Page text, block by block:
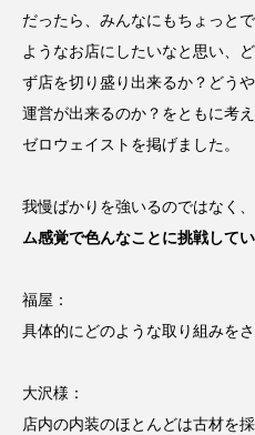
だったら、みんなにもちょっと
ようなお店にしたいなと思い、
ず店を切り盛り出来るか？どう
運営が出来るのか？をともに考
ゼロウェイストを掲げました。
我慢ばかりを強いるのではなく、
ム感覚で色んなことに挑戦してい
福屋：
具体的にどのような取り組みを
大沢様：
店内の内装のほとんどは古材を